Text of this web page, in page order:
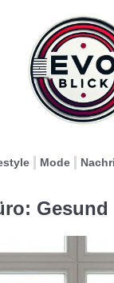
Mode